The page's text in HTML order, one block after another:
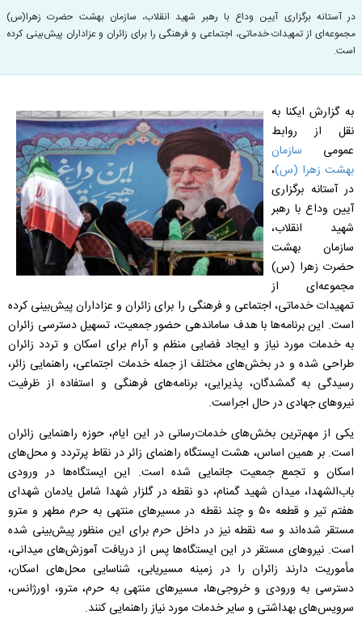
در آستانه برگزاری آیین وداع با رهبر شهید انقلاب، سازمان بهشت حضرت زهرا(س)
مجموعه‌ای از تمهیدات خدماتی، اجتماعی و فرهنگی را برای زائران و عزاداران پیش‌بینی کرده
است.
به گزارش ایکنا به
نقل از روابط
عمومی سازمان
بهشت زهرا (س)،
در آستانه برگزاری
آیین وداع با رهبر
شهید انقلاب،
سازمان بهشت
حضرت زهرا (س)
مجموعه‌ای از
تمهیدات خدماتی، اجتماعی و فرهنگی را برای زائران و عزاداران پیش‌بینی کرده
است. این برنامه‌ها با هدف ساماندهی حضور جمعیت، تسهیل دسترسی زائران
به خدمات مورد نیاز و ایجاد فضایی منظم و آرام برای اسکان و تردد زائران
طراحی شده و در بخش‌های مختلف از جمله خدمات اجتماعی، راهنمایی زائر،
رسیدگی به گمشدگان، پذیرایی، برنامه‌های فرهنگی و استفاده از ظرفیت
نیرو‌های جهادی در حال اجراست.
یکی از مهم‌ترین بخش‌های خدمات‌رسانی در این ایام، حوزه راهنمایی زائران
است. بر همین اساس، هشت ایستگاه راهنمای زائر در نقاط پرتردد و محل‌های
اسکان و تجمع جمعیت جانمایی شده است. این ایستگاه‌ها در ورودی
باب‌الشهدا، میدان شهید گمنام، دو نقطه در گلزار شهدا شامل یادمان شهدای
هفتم تیر و قطعه ۵۰ و چند نقطه در مسیر‌های منتهی به حرم مطهر و مترو
مستقر شده‌اند و سه نقطه نیز در داخل حرم برای این منظور پیش‌بینی شده
است. نیرو‌های مستقر در این ایستگاه‌ها پس از دریافت آموزش‌های میدانی،
مأموریت دارند زائران را در زمینه مسیریابی، شناسایی محل‌های اسکان،
دسترسی به ورودی و خروجی‌ها، مسیر‌های منتهی به حرم، مترو، اورژانس،
سرویس‌های بهداشتی و سایر خدمات مورد نیاز راهنمایی کنند.